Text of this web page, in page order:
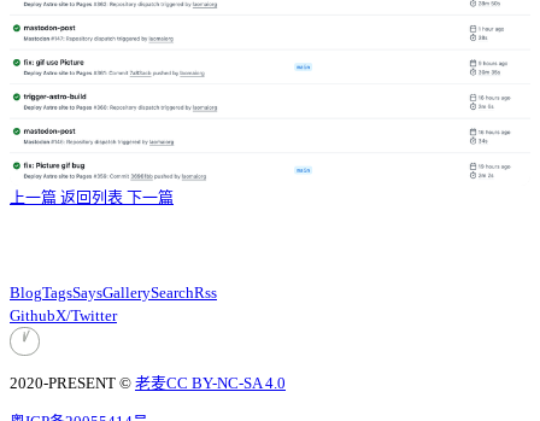
上一篇 返回列表 下一篇
BlogTagsSaysGallerySearchRss
GithubX/Twitter
2020-PRESENT © 老麦CC BY-NC-SA 4.0